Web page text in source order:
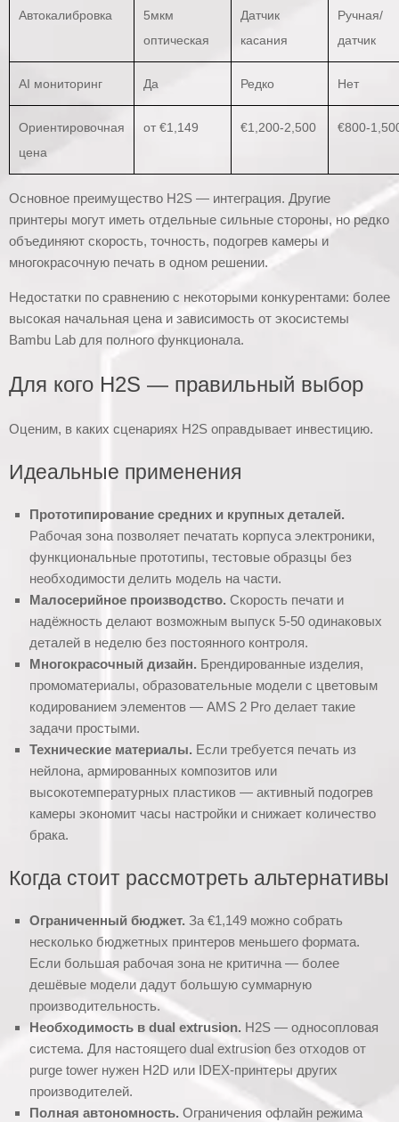
Автокалибровка
5мкм
оптическая
Датчик
касания
Ручная/
датчик
AI мониторинг Да Редко Нет
Ориентировочная
цена
от €1,149 €1,200-2,500 €800-
Основное преимущество H2S — интеграция. Другие
принтеры могут иметь отдельные сильные стороны, но редко
объединяют скорость, точность, подогрев камеры и
многокрасочную печать в одном решении.
Недостатки по сравнению с некоторыми конкурентами: более
высокая начальная цена и зависимость от экосистемы
Bambu Lab для полного функционала.
Для кого H2S — правильный выбор
Оценим, в каких сценариях H2S оправдывает инвестицию.
Идеальные применения
Прототипирование средних и крупных деталей.
Рабочая зона позволяет печатать корпуса электроники,
функциональные прототипы, тестовые образцы без
необходимости делить модель на части.
Малосерийное производство. Скорость печати и
надёжность делают возможным выпуск 5-50 одинаковых
деталей в неделю без постоянного контроля.
Многокрасочный дизайн. Брендированные изделия,
промоматериалы, образовательные модели с цветовым
кодированием элементов — AMS 2 Pro делает такие
задачи простыми.
Технические материалы. Если требуется печать из
нейлона, армированных композитов или
высокотемпературных пластиков — активный подогрев
камеры экономит часы настройки и снижает количество
брака.
Когда стоит рассмотреть альтернативы
Ограниченный бюджет. За €1,149 можно собрать
несколько бюджетных принтеров меньшего формата.
Если большая рабочая зона не критична — более
дешёвые модели дадут большую суммарную
производительность.
Необходимость в dual extrusion. H2S — односопловая
система. Для настоящего dual extrusion без отходов от
purge tower нужен H2D или IDEX-принтеры других
производителей.
Полная автономность. Ограничения офлайн режима